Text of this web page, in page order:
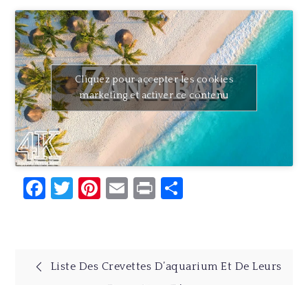
Cliquez pour accepter les cookies
marketing et activer ce contenu
Facebook
Twitter
Pinterest
Email
Print
Navigation
Liste Des Crevettes D’aquarium Et De Leurs